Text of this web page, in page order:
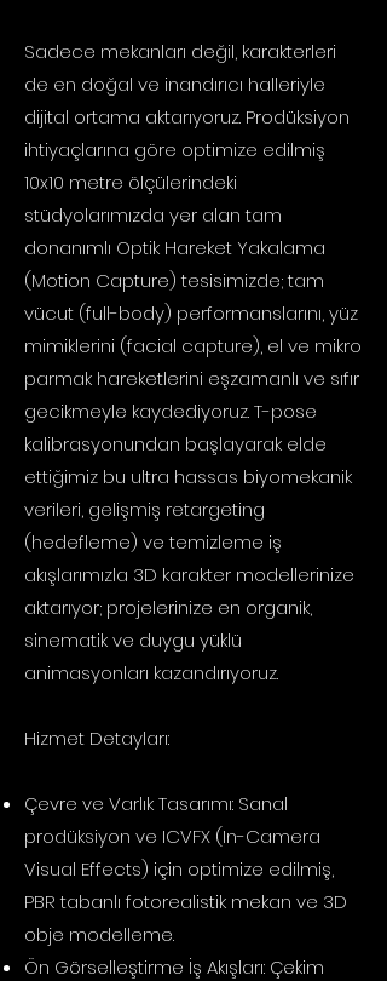
Sadece mekanları değil, karakterleri
de en doğal ve inandırıcı halleriyle
dijital ortama aktarıyoruz. Prodüksiyon
ihtiyaçlarına göre optimize edilmiş
10x10 metre ölçülerindeki
stüdyolarımızda yer alan tam
donanımlı Optik Hareket Yakalama
(Motion Capture) tesisimizde; tam
vücut (full-body) performanslarını, yüz
mimiklerini (facial capture), el ve mikro
parmak hareketlerini eşzamanlı ve sıfır
gecikmeyle kaydediyoruz. T-pose
kalibrasyonundan başlayarak elde
ettiğimiz bu ultra hassas biyomekanik
verileri, gelişmiş retargeting
(hedefleme) ve temizleme iş
akışlarımızla 3D karakter modellerinize
aktarıyor; projelerinize en organik,
sinematik ve duygu yüklü
animasyonları kazandırıyoruz. ​
Hizmet Detayları:
Çevre ve Varlık Tasarımı: Sanal
prodüksiyon ve ICVFX (In-Camera
Visual Effects) için optimize edilmiş,
PBR tabanlı fotorealistik mekan ve 3D
obje modelleme.
Ön Görselleştirme İş Akışları: Çekim